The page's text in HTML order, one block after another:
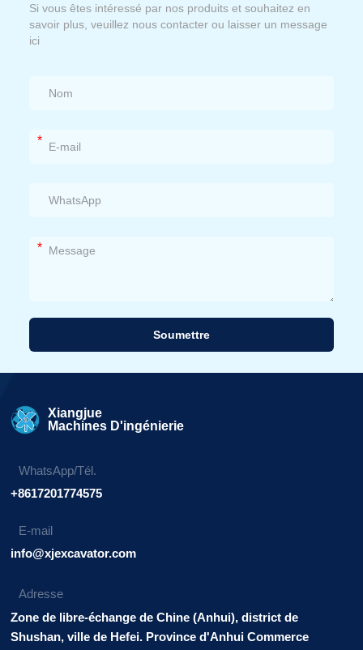
Si vous êtes intéressé par nos produits et souhaitez en
savoir plus, veuillez nous contacter ou laisser un message
ici
*
*
Soumettre
Xiangjue
Machines D'ingénierie
WhatsApp/Tél.
+8617201774575
E-mail
info@xjexcavator.com
Adresse
Zone de libre-échange de Chine (Anhui), district de
Shushan, ville de Hefei. Province d'Anhui Commerce